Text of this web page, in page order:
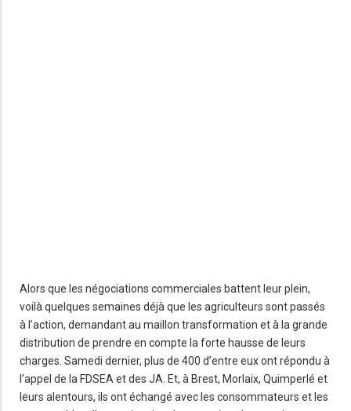
Alors que les négociations commerciales battent leur plein,
voilà quelques semaines déjà que les agriculteurs sont passés
à l’action, demandant au maillon transformation et à la grande
distribution de prendre en compte la forte hausse de leurs
charges. Samedi dernier, plus de 400 d’entre eux ont répondu à
l’appel de la FDSEA et des JA. Et, à Brest, Morlaix, Quimperlé et
leurs alentours, ils ont échangé avec les consommateurs et les